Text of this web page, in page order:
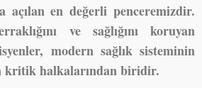
açılan en değerli penceremizdir.
ve sağlığını koruyan
modern sağlık sisteminin
kritik halkalarından biridir.